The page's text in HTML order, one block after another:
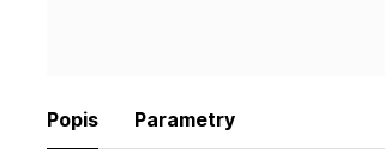
Popis Parametry